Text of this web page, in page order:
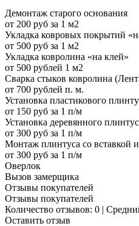
Демонтаж старого основания
от 200 руб за 1 м2
Укладка ковровых покрытий
от 500 руб за 1 м2
Укладка ковролина «на клей»
от 500 рублей 1 м2
Сварка стыков ковролина
от 700 рублей п. м.
Установка пластикового
от 150 руб за 1 п/м
Установка деревянного
от 300 руб за 1 п/м
Монтаж плинтуса со вставкой
от 300 руб за 1 п/м
Оверлок
Вызов замерщика
Отзывы покупателей
Отзывы покупателей
Количество отзывов: 0 |
Оставить отзыв